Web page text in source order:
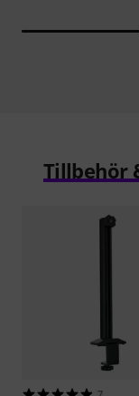
Tillbehör